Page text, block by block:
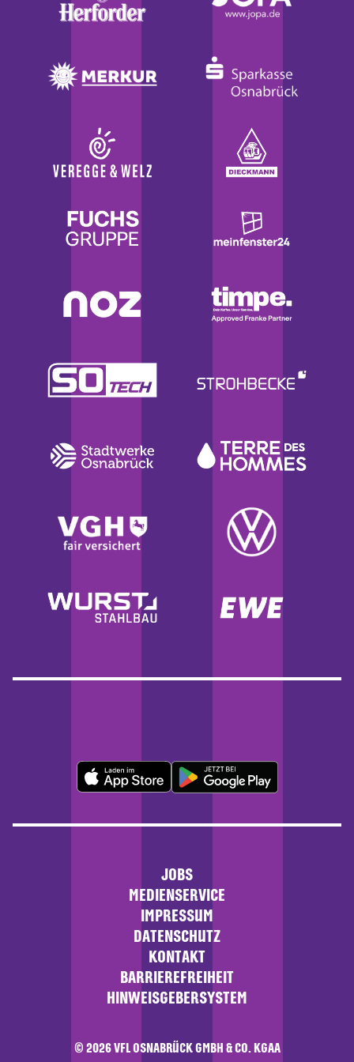
JOBS
MEDIENSERVICE
IMPRESSUM
DATENSCHUTZ
KONTAKT
BARRIEREFREIHEIT
HINWEISGEBERSYSTEM
© 2026 VFL OSNABRÜCK GMBH & CO. KGAA